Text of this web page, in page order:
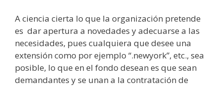
A ciencia cierta lo que la organización pretende
es dar apertura a novedades y adecuarse a las
necesidades, pues cualquiera que desee una
extensión como por ejemplo “.newyork”, etc., sea
posible, lo que en el fondo desean es que sean
demandantes y se unan a la contratación de